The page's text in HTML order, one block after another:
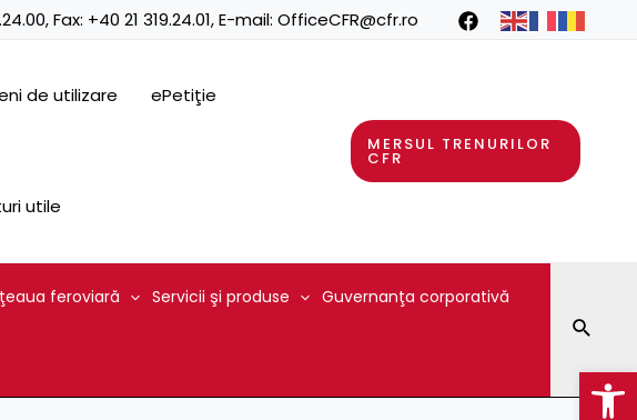
, Fax: +40 21 319.24.01, E-mail: OfficeCFR@cfr.ro
de utilizare ePetiţie
utile
MERSUL TRENURILOR
CFR
feroviară Servicii şi produse Guvernanţa corporativă